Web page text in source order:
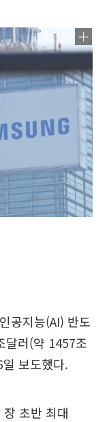
공지능(AI) 반도
달러(약 1457조
보도했다.
초반 최대